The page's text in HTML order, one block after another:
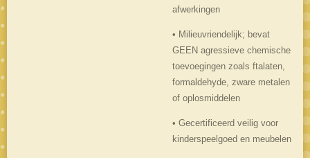
afwerkingen
• Milieuvriendelijk; bevat
GEEN agressieve chemische
toevoegingen zoals ftalaten,
formaldehyde, zware metalen
of oplosmiddelen
• Gecertificeerd veilig voor
kinderspeelgoed en meubelen